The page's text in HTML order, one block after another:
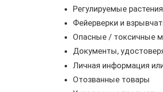
Регулируемые
Фейерверки и
Опасные / токсичные
Документы,
Личная информация
Отозванные товары